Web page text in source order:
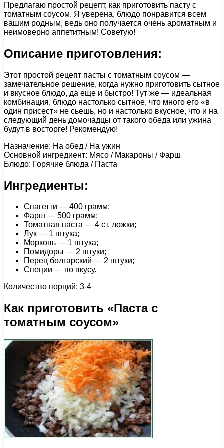
Предлагаю простой рецепт, как приготовить пасту с
томатным соусом. Я уверена, блюдо понравится всем
вашим родным, ведь оно получается очень ароматным и
неимоверно аппетитным! Советую!
Описание приготовления:
Этот простой рецепт пасты с томатным соусом —
замечательное решение, когда нужно приготовить сытное
и вкусное блюдо, да еще и быстро! Тут же — идеальная
комбинация, блюдо настолько сытное, что много его «в
один присест» не сьешь, но и настолько вкусное, что и на
следующий день домочадцы от такого обеда или ужина
будут в восторге! Рекомендую!
Назначение: На обед / На ужин
Основной ингредиент: Мясо / Макароны / Фарш
Блюдо: Горячие блюда / Паста
Ингредиенты:
Спагетти — 400 грамм;
Фарш — 500 грамм;
Томатная паста — 4 ст. ложки;
Лук — 1 штука;
Морковь — 1 штука;
Помидоры — 2 штуки;
Перец болгарский — 2 штуки;
Специи — по вкусу.
Количество порций: 3-4
Как приготовить «Паста с
томатным соусом»